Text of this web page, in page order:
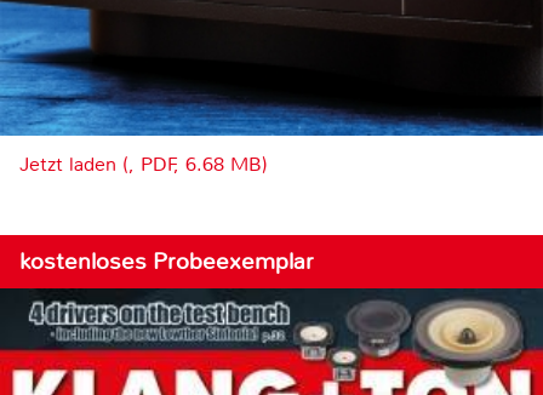
Jetzt laden (, PDF, 6.68 MB)
kostenloses Probeexemplar